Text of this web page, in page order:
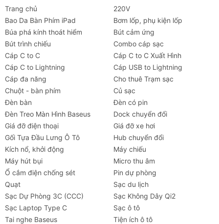
Trang chủ
220V
Bao Da Bàn Phím iPad
Bơm lốp, phụ kiện lốp
Búa phá kính thoát hiểm
Bút cảm ứng
Bút trình chiếu
Combo cáp sạc
Cáp C to C
Cáp C to C Xuất Hình
Cáp C to Lightning
Cáp USB to Lightning
Cáp đa năng
Cho thuê Trạm sạc
Chuột - bàn phím
Củ sạc
Đèn bàn
Đèn có pin
Đèn Treo Màn Hình Baseus
Dock chuyển đổi
Giá đỡ điện thoại
Giá đỡ xe hơi
Gối Tựa Đầu Lưng Ô Tô
Hub chuyển đổi
Kích nổ, khởi động
Máy chiếu
Máy hút bụi
Micro thu âm
Ổ cắm điện chống sét
Pin dự phòng
Quạt
Sạc du lịch
Sạc Dự Phòng 3C (CCC)
Sạc Không Dây Qi2
Sạc Laptop Type C
Sạc ô tô
Tai nghe Baseus
Tiện ích ô tô